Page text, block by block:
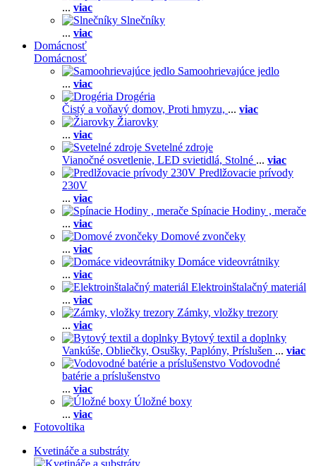
... viac
Slnečníky
... viac
Domácnosť
Domácnosť
Samoohrievajúce jedlo
... viac
Drogéria
Čistý a voňavý domov, Proti hmyzu, ... viac
Žiarovky
... viac
Svetelné zdroje
Vianočné osvetlenie, LED svietidlá, Stolné ... viac
Predlžovacie prívody
230V
... viac
Spínacie Hodiny , merače
... viac
Domové zvončeky
... viac
Domáce videovrátniky
... viac
Elektroinštalačný materiál
... viac
Zámky, vložky trezory
... viac
Bytový textil a doplnky
Vankúše, Obliečky, Osušky, Paplóny, Príslušen ... viac
Vodovodné
batérie a príslušenstvo
... viac
Úložné boxy
... viac
Fotovoltika
Kvetináče a substráty